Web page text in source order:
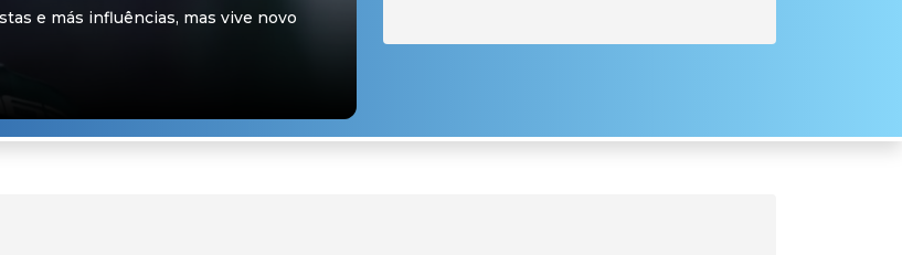
e más influências, mas vive novo